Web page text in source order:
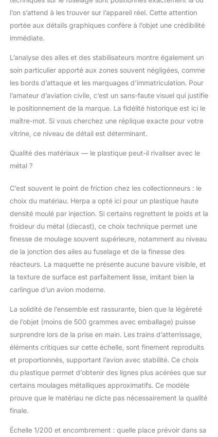
des fabricants comme
Airbus. 🎁 BONS
les collecteurs aussi
heureux que les
entreprises. Les Herpa
modèles sont propre à
cadeaux ou
promotionnels grâce à
leurs détails réalistes.
💡 INFO & CONTENU
L'avion miniature est à
mondes miniatures ou
utilise-le comme
accessoire pour ton
intérieur.
l’on s’attend à les trouver sur l’appareil réel. Cette attention
portée aux détails graphiques confère à l’objet une crédibilité
immédiate.
L’analyse des ailes et des stabilisateurs montre également un
soin particulier apporté aux zones souvent négligées, comme
les bords d’attaque et les marquages d’immatriculation. Pour
l’amateur d’aviation civile, c’est un sans-faute visuel qui justifie
le positionnement de la marque. La fidélité historique est ici le
maître-mot. Si vous cherchez une réplique exacte pour votre
vitrine, ce niveau de détail est déterminant.
Qualité des matériaux — le plastique peut-il rivaliser avec le
métal ?
C’est souvent le point de friction chez les collectionneurs : le
choix du matériau. Herpa a opté ici pour un plastique haute
densité moulé par injection. Si certains regrettent le poids et la
froideur du métal (diecast), ce choix technique permet une
finesse de moulage souvent supérieure, notamment au niveau
de la jonction des ailes au fuselage et de la finesse des
réacteurs. La maquette ne présente aucune bavure visible, et
la texture de surface est parfaitement lisse, imitant bien la
carlingue d’un avion moderne.
La solidité de l’ensemble est rassurante, bien que la légèreté
de l’objet (moins de 500 grammes avec emballage) puisse
surprendre lors de la prise en main. Les trains d’atterrissage,
éléments critiques sur cette échelle, sont finement reproduits
et proportionnés, supportant l’avion avec stabilité. Ce choix
du plastique permet d’obtenir des lignes plus acérées que sur
certains moulages métalliques approximatifs. Ce modèle
prouve que le matériau ne dicte pas nécessairement la qualité
finale.
Échelle 1/200 et encombrement : quelle place prévoir dans sa